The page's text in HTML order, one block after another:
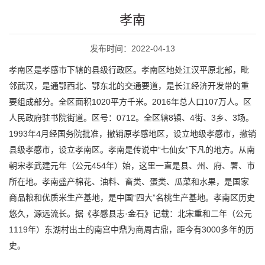
孝南
发布时间：2022-04-13
孝南区是孝感市下辖的县级行政区。孝南区地处江汉平原北部，毗
邻武汉，是通鄂西北、鄂东北的交通要道，是长江经济开发带的重
要组成部分。全区面积1020平方千米。2016年总人口107万人。区
人民政府驻书院街道。区号：0712。全区辖8镇、4街、3乡、3场。
1993年4月经国务院批准，撤销原孝感地区，设立地级孝感市，撤销
县级孝感市，设立孝南区。孝南是传说中“七仙女”下凡的地方。从南
朝宋孝武建元年（公元454年）始，这里一直是县、州、府、署、市
所在地。孝南盛产棉花、油料、畜类、蛋类、瓜菜和水果，是国家
商品粮和优质米生产基地，是中国“四大”名桃生产基地。孝南区历史
悠久，源远流长。据《孝感县志·金石》记载：北宋重和二年（公元
1119年）东湖村出土的南宫中鼎为商周古鼎，距今有3000多年的历
史。